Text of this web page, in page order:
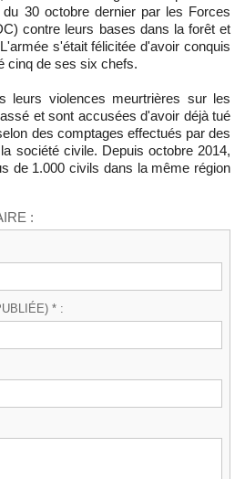
30 octobre dernier par les Forces
contre leurs bases dans la forêt et
s'était félicitée d'avoir conquis
cinq de ses six chefs.
leurs violences meurtrières sur les
et sont accusées d'avoir déjà tué
des comptages effectués par des
société civile. Depuis octobre 2014,
de 1.000 civils dans la même région
:
* :